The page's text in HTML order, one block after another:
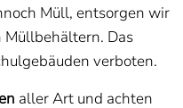
Müll, entsorgen wir
Müllbehältern. Das
verboten.
aller Art und achten